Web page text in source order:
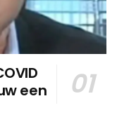
een